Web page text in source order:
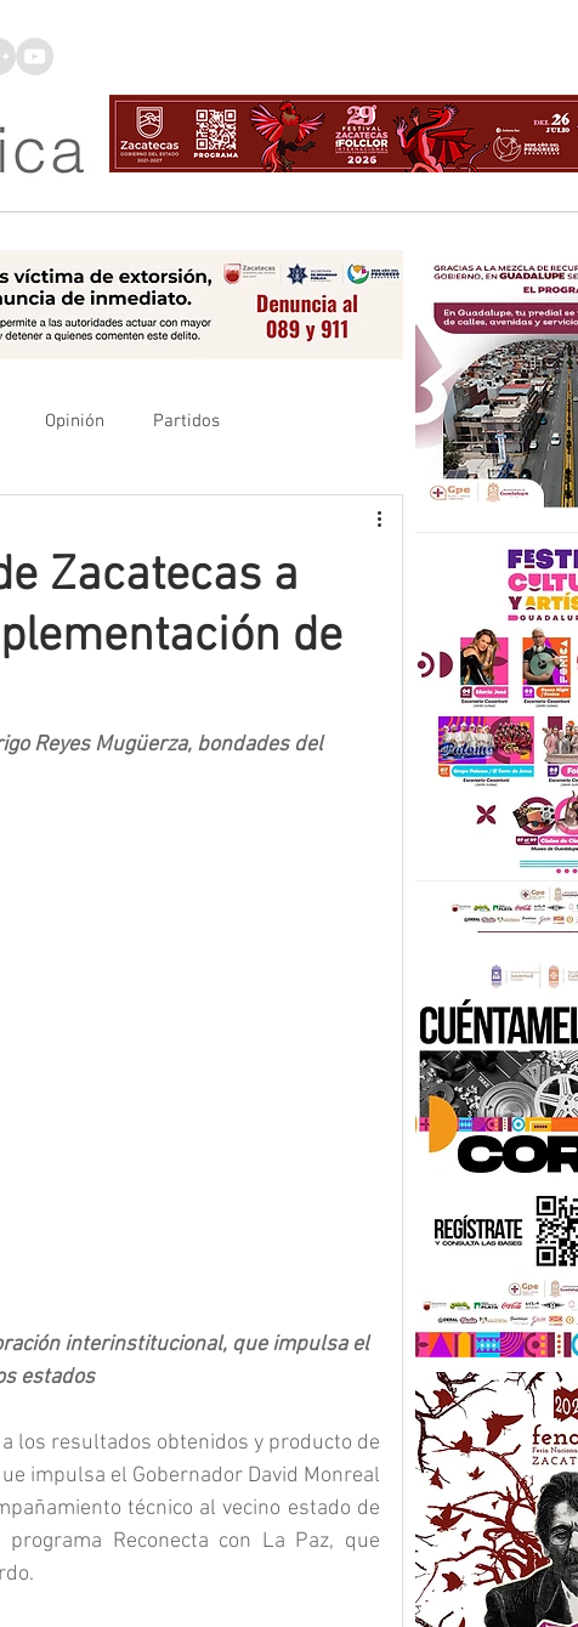
Opinión Partidos
Zacatecas a
de
Reyes Mugüerza, bondades del
interinstitucional, que impulsa el
estados
a los resultados obtenidos y producto de
impulsa el Gobernador David Monreal
técnico al vecino estado de
Reconecta con La Paz, que